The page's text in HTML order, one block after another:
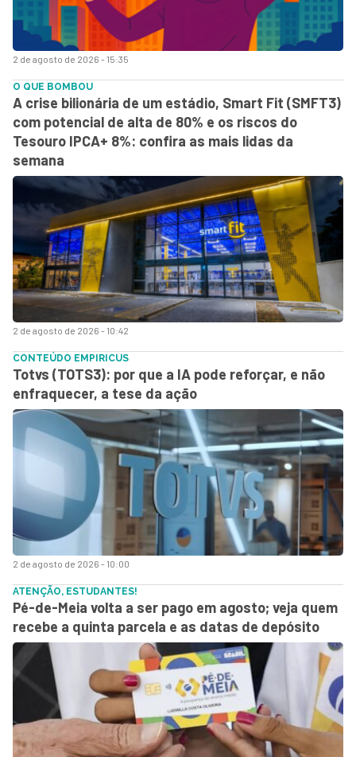
2 de agosto de 2026 - 15:35
2 de agosto de 2026 - 10:42
O QUE BOMBOU
A crise bilionária de um estádio, Smart Fit (SMFT3)
com potencial de alta de 80% e os riscos do
Tesouro IPCA+ 8%: confira as mais lidas da
semana
2 de agosto de 2026 - 10:00
CONTEÚDO EMPIRICUS
Totvs (TOTS3): por que a IA pode reforçar, e não
enfraquecer, a tese da ação
ATENÇÃO, ESTUDANTES!
Pé-de-Meia volta a ser pago em agosto; veja quem
recebe a quinta parcela e as datas de depósito